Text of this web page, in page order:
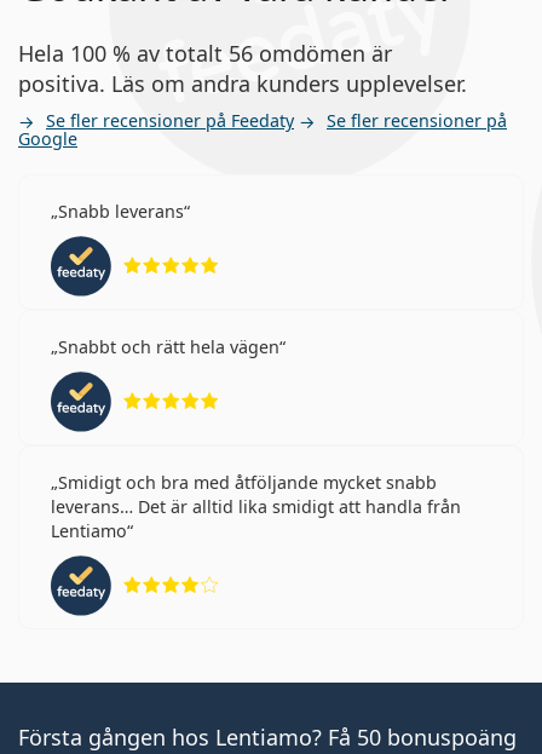
Hela 100 % av totalt 56 omdömen är
positiva. Läs om andra kunders upplevelser.
Se fler recensioner på Feedaty Se fler recensioner på
Google
Snabb leverans
Snabbt och rätt hela vägen
Smidigt och bra med åtföljande mycket snabb
leverans… Det är alltid lika smidigt att handla från
Lentiamo
Första gången hos Lentiamo? Få 50 bonuspoäng